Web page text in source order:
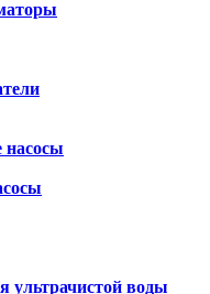
насосы
ультрачистой воды